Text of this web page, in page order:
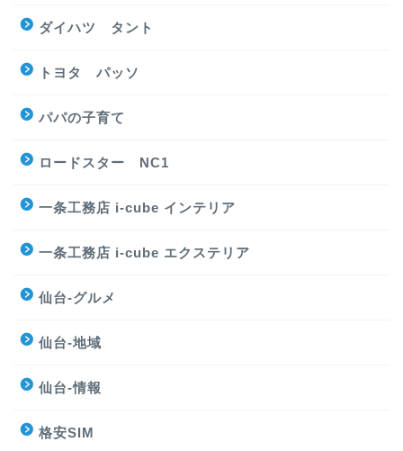
ダイハツ タント
トヨタ パッソ
パパの子育て
ロードスター NC1
一条工務店 i-cube インテリア
一条工務店 i-cube エクステリア
仙台-グルメ
仙台-地域
仙台-情報
格安SIM